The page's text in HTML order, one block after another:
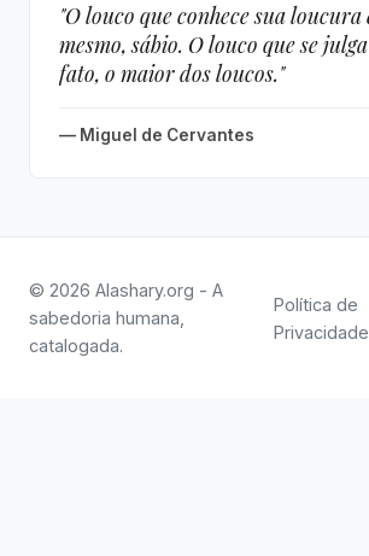
"O louco que conhece sua loucura
mesmo, sábio. O louco que se
fato, o maior dos loucos."
— Miguel de Cervantes
© 2026 Alashary.org - A
sabedoria humana,
catalogada.
Política de
Privacidade